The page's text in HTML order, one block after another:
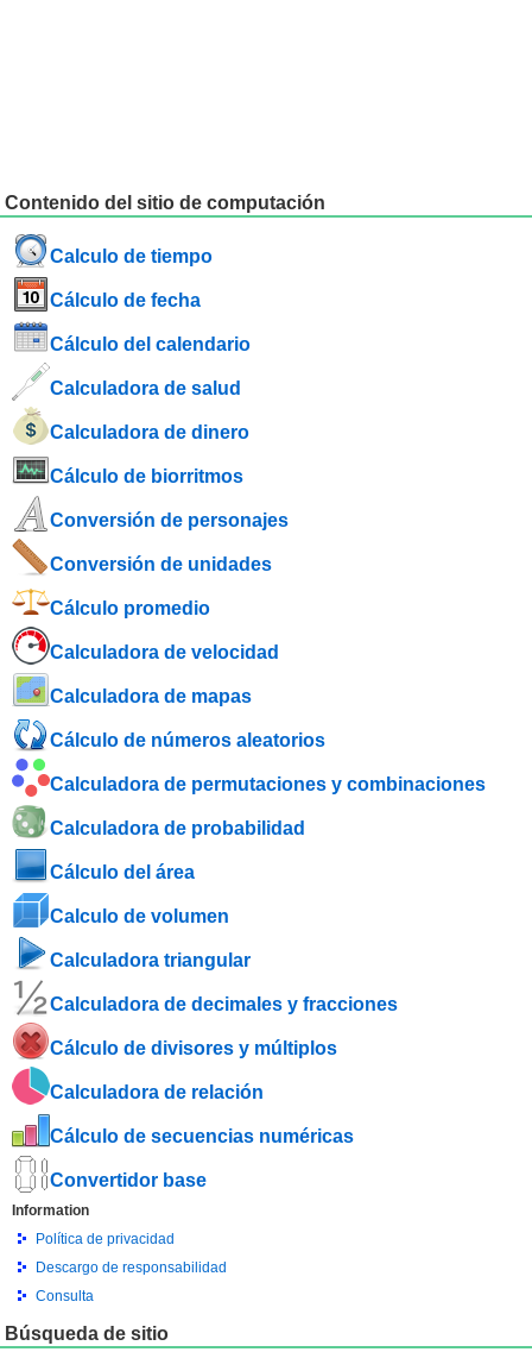
Contenido del sitio de computación
Calculo de tiempo
Cálculo de fecha
Cálculo del calendario
Calculadora de salud
Calculadora de dinero
Cálculo de biorritmos
Conversión de personajes
Conversión de unidades
Cálculo promedio
Calculadora de velocidad
Calculadora de mapas
Cálculo de números aleatorios
Calculadora de permutaciones y combinaciones
Calculadora de probabilidad
Cálculo del área
Calculo de volumen
Calculadora triangular
Calculadora de decimales y fracciones
Cálculo de divisores y múltiplos
Calculadora de relación
Cálculo de secuencias numéricas
Convertidor base
Information
Política de privacidad
Descargo de responsabilidad
Consulta
Búsqueda de sitio